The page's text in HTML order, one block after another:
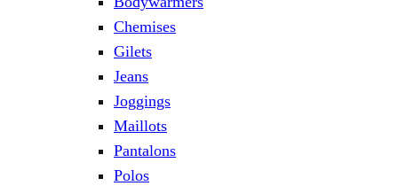
Chemises
Gilets
Jeans
Joggings
Maillots
Pantalons
Polos